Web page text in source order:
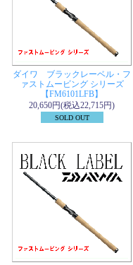
ダイワ ブラックレーベル・フ
ァストムービング シリーズ
【FM6101LFB】
20,650円(税込22,715円)
SOLD OUT